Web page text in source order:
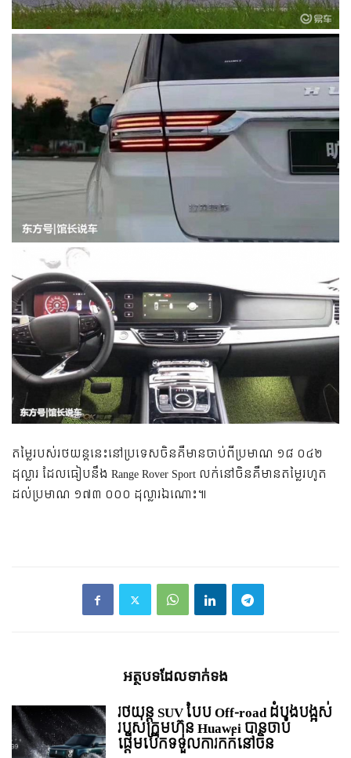
តម្លៃ​របស់​រថយន្ត​នេះ​នៅ​ប្រទេស​ចិន​គឺ​មាន​ចាប់​ពី​ប្រមាណ ១៨ ០៤២
ដុល្លារ ដែល​ធៀប​នឹង​ Range Rover Sport លក់​នៅ​ចិន​គឺ​មាន​តម្លៃ​រហូត​
ដល់​ប្រមាណ ១៧៣ ០០០ ដុល្លារ​ឯណោះ៕​
អត្ថបទ​ដែល​ទាក់ទង
រថយន្ត SUV បែប Off-road ដំបូងបង្អស់
របស់ក្រុមហ៊ុន Huawei បានចាប់
ផ្តើមបើកទទួលការកក់នៅចិន